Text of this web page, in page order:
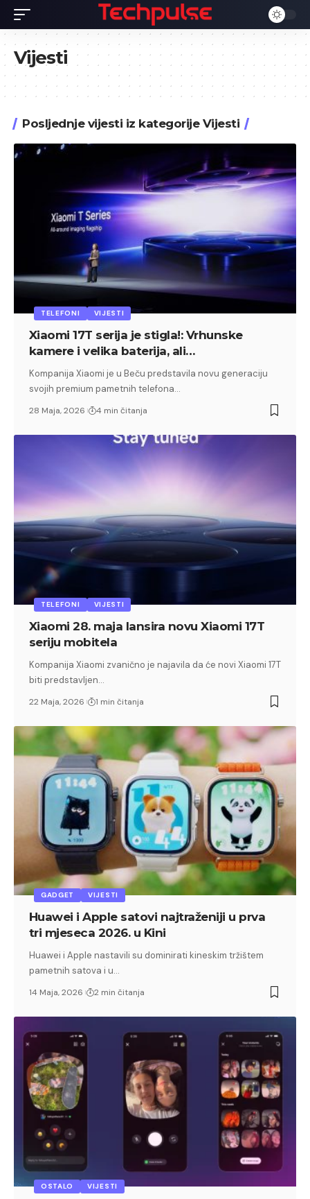
Vijesti
Posljednje vijesti iz kategorije Vijesti
TELEFONI VIJESTI
Xiaomi 17T serija je stigla!: Vrhunske
kamere i velika baterija, ali…
Kompanija Xiaomi je u Beču predstavila novu generaciju
svojih premium pametnih telefona…
28 Maja, 2026 4 min čitanja
TELEFONI VIJESTI
Xiaomi 28. maja lansira novu Xiaomi 17T
seriju mobitela
Kompanija Xiaomi zvanično je najavila da će novi Xiaomi 17T
biti predstavljen…
22 Maja, 2026 1 min čitanja
GADGET VIJESTI
Huawei i Apple satovi najtraženiji u prva
tri mjeseca 2026. u Kini
Huawei i Apple nastavili su dominirati kineskim tržištem
pametnih satova i u…
14 Maja, 2026 2 min čitanja
OSTALO VIJESTI